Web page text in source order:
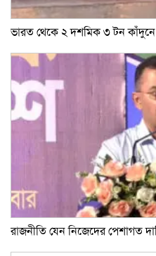
ভারত থেকে ২ দশমিক ৩ টন
রাজনীতি যেন নিজেদের পেশাগত